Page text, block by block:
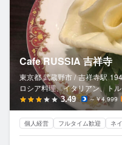
Cafe RUSSIA 吉祥寺
東京都 武蔵野市 / 吉祥寺駅
ロシア料理、イタリアン、ト
3.49 ～￥4,999
個人経営 フルタイム歓迎 ネ